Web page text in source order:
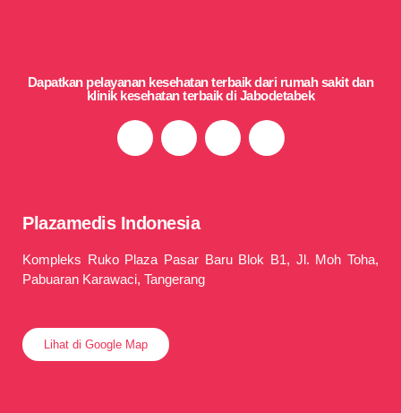
Dapatkan pelayanan kesehatan terbaik dari rumah sakit dan
klinik kesehatan terbaik di Jabodetabek
Plazamedis Indonesia
Kompleks Ruko Plaza Pasar Baru Blok B1, Jl. Moh Toha,
Pabuaran Karawaci, Tangerang
Lihat di Google Map